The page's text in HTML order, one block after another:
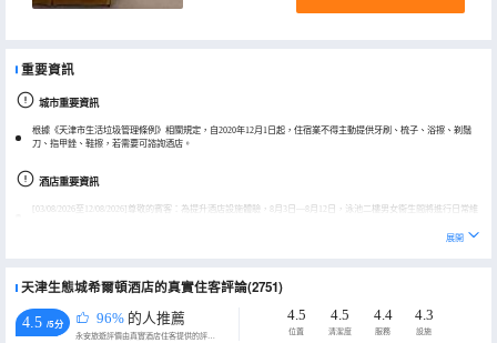
重要資訊
城市重要資訊
根據《天津市生活垃圾管理條例》相關規定，自2020年12月1日起，住宿業不得主動提供牙刷、梳子、浴擦、剃鬚
刀、指甲銼、鞋擦，若需要可諮詢酒店。
酒店重要資訊
[03/08/2026至12/08/2026]尊敬的賓客：為提升酒店設施體驗，8月3日—8月12日，泳池二樓男女衞生間將進行日常維
展開
天津生態城希爾頓酒店的真實住客評論(2751)
4.5 /5分 96% 的人推薦
永安旅遊評價由真實酒店住客提供的評價。
4.5
位置
4.5
清潔度
4.4
服務
4.3
設施